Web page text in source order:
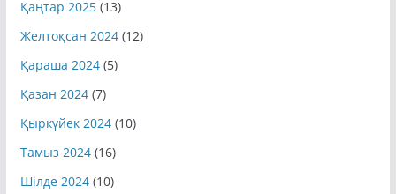
Желтоқсан 2024(12)
Қараша 2024(5)
Қазан 2024(7)
Қыркүйек 2024
Тамыз 2024(16)
Шілде 2024(10)
Маусым 2024(13)